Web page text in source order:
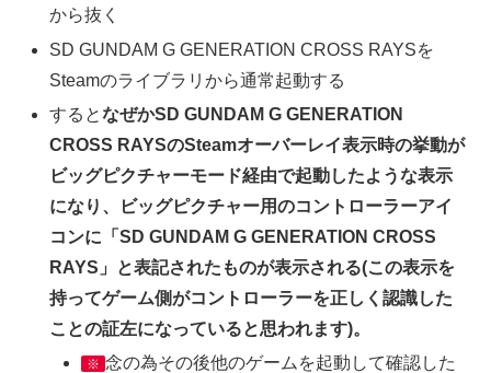
から抜く
SD GUNDAM G GENERATION CROSS RAYSを
Steamのライブラリから通常起動する
するとなぜかSD GUNDAM G GENERATION
CROSS RAYSのSteamオーバーレイ表示時の挙動が
ビッグピクチャーモード経由で起動したような表示
になり、ビッグピクチャー用のコントローラーアイ
コンに「SD GUNDAM G GENERATION CROSS
RAYS」と表記されたものが表示される(この表示を
持ってゲーム側がコントローラーを正しく認識した
ことの証左になっていると思われます)。
※ 念の為その後他のゲームを起動して確認した